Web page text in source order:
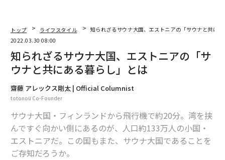
トップ ライフスタイル
知られざるサウナ大国、エストニアの「サウナと共に
2022.03.30 08:00
知られざるサウナ大国、エストニアの「サ
ウナと共にある暮らし」とは
齋藤 アレックス剛太 | Official Columnist
totonoü Co-Founder
サウナ大国・フィンランドから飛行機で約20分。湾を挟
んですぐ向かい側にあるのが、人口約133万人の小国・
エストニアだ。この国もまた、サウナ大国であることを
ご存知だろうか。